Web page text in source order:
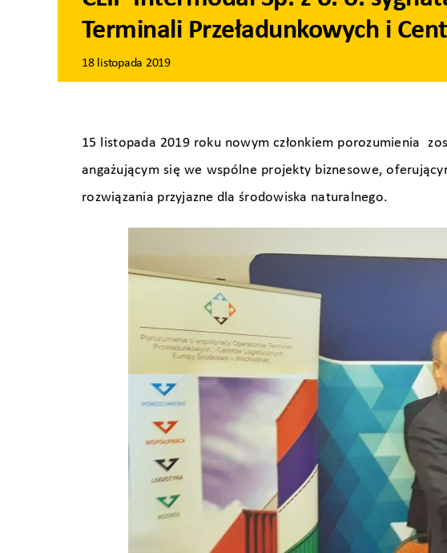
Terminali Przeładunkowych i
18 listopada 2019
15 listopada 2019 roku nowym członkiem porozumienia
angażującym się we wspólne projekty biznesowe,
rozwiązania przyjazne dla środowiska naturalnego.